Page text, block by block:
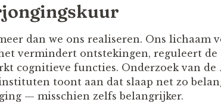
dan we ons realiseren. Ons lichaam
vermindert ontstekingen, reguleert de
cognitieve functies. Onderzoek van de
toont aan dat slaap net zo
— misschien zelfs belangrijker.